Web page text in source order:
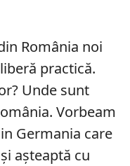
România noi
practică.
Unde sunt
Vorbeam
Germania care
aşteaptă cu